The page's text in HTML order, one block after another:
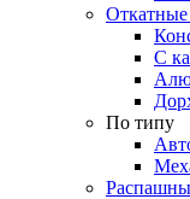
Откатные
С
По типу